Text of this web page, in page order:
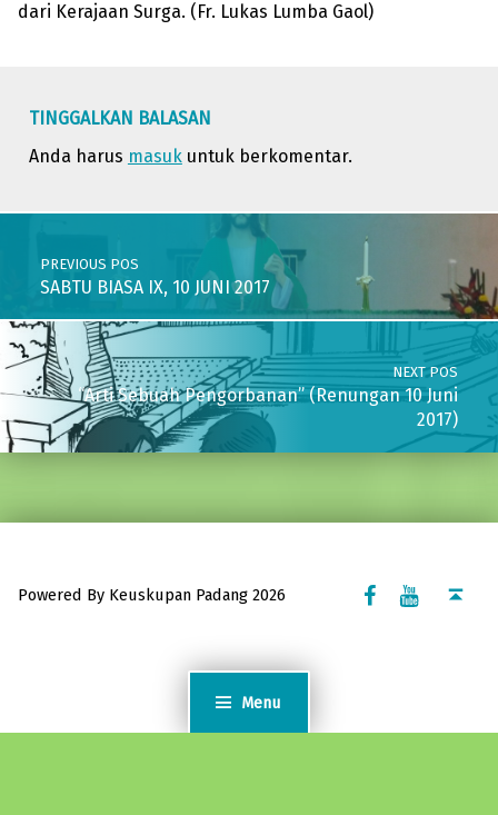
Menu
dari Kerajaan Surga. (Fr. Lukas Lumba Gaol)
TINGGALKAN BALASAN
Anda harus masukuntuk berkomentar.
Post navigation
PREVIOUS POS
SABTU BIASA IX, 10 JUNI 2017
NEXT POS
“Arti Sebuah Pengorbanan” (Renungan 10 Juni
2017)
Powered By Keuskupan Padang 2026